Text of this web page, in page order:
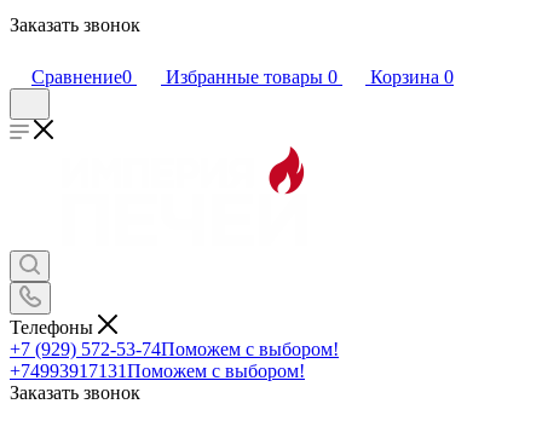
Заказать звонок
Сравнение0 Избранные товары 0 Корзина 0
Телефоны
+7 (929) 572-53-74Поможем с выбором!
+74993917131Поможем с выбором!
Заказать звонок